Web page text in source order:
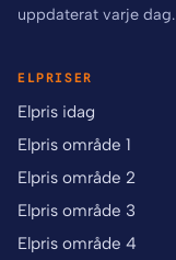
uppdaterat varje dag.
ELPRISER
Elpris idag
Elpris område 1
Elpris område 2
Elpris område 3
Elpris område 4